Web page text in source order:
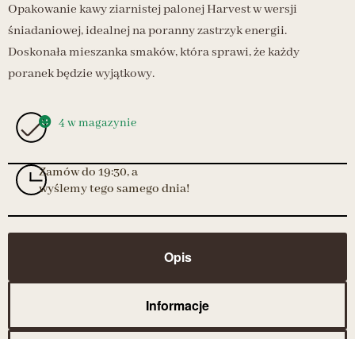
Opakowanie kawy ziarnistej palonej Harvest w wersji
śniadaniowej, idealnej na poranny zastrzyk energii.
Doskonała mieszanka smaków, która sprawi, że każdy
poranek będzie wyjątkowy.
4 w magazynie
Zamów do 19:30, a
wyślemy tego samego dnia!
Opis
Informacje